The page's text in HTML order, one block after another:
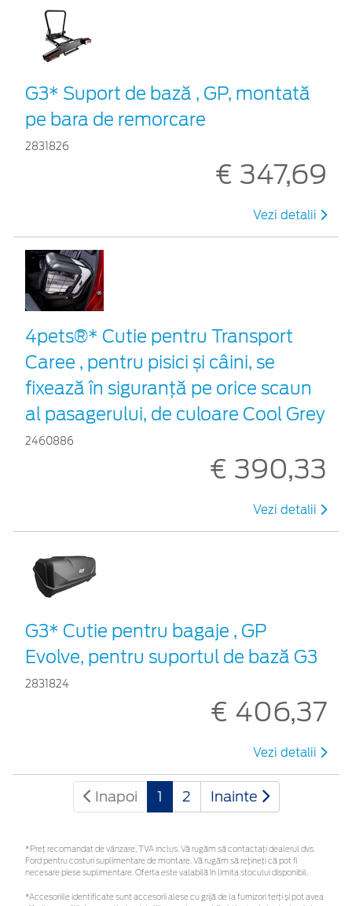
G3* Suport de bază , GP, montată
pe bara de remorcare
2831826
€ 347,69
Vezi detalii
4pets®* Cutie pentru Transport
Caree , pentru pisici și câini, se
fixează în siguranță pe orice scaun
al pasagerului, de culoare Cool Grey
2460886
€ 390,33
Vezi detalii
G3* Cutie pentru bagaje , GP
Evolve, pentru suportul de bază G3
2831824
€ 406,37
Vezi detalii
Inapoi 1 2 Inainte
*Preţ recomandat de vânzare, TVA inclus. Vă rugăm să contactaţi dealerul dvs.
Ford pentru costuri suplimentare de montare. Vă rugăm să rețineți că pot fi
necesare piese suplimentare. Oferta este valabilă în limita stocului disponibil.
*Accesoriile identificate sunt accesorii alese cu grijă de la furnizori terți și pot avea